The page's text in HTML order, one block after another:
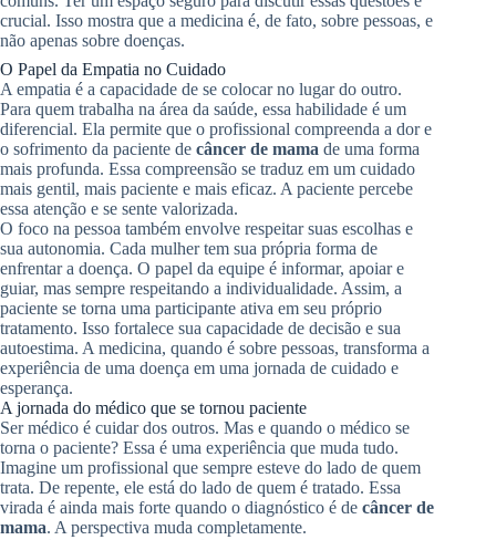
crucial. Isso mostra que a medicina é, de fato, sobre pessoas, e
não apenas sobre doenças.
O Papel da Empatia no Cuidado
A empatia é a capacidade de se colocar no lugar do outro.
Para quem trabalha na área da saúde, essa habilidade é um
diferencial. Ela permite que o profissional compreenda a dor e
o sofrimento da paciente de câncer de mama de uma forma
mais profunda. Essa compreensão se traduz em um cuidado
mais gentil, mais paciente e mais eficaz. A paciente percebe
essa atenção e se sente valorizada.
O foco na pessoa também envolve respeitar suas escolhas e
sua autonomia. Cada mulher tem sua própria forma de
enfrentar a doença. O papel da equipe é informar, apoiar e
guiar, mas sempre respeitando a individualidade. Assim, a
paciente se torna uma participante ativa em seu próprio
tratamento. Isso fortalece sua capacidade de decisão e sua
autoestima. A medicina, quando é sobre pessoas, transforma a
experiência de uma doença em uma jornada de cuidado e
esperança.
A jornada do médico que se tornou paciente
Ser médico é cuidar dos outros. Mas e quando o médico se
torna o paciente? Essa é uma experiência que muda tudo.
Imagine um profissional que sempre esteve do lado de quem
trata. De repente, ele está do lado de quem é tratado. Essa
virada é ainda mais forte quando o diagnóstico é de câncer de
mama. A perspectiva muda completamente.